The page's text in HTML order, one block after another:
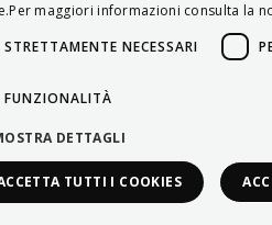
maggiori informazioni consulta la
STRETTAMENTE NECESSARI
FUNZIONALITÀ
DETTAGLI
TUTTI I COOKIES